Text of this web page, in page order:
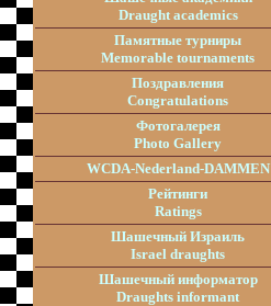
Draught academics
Памятные турниры
Memorable tournaments
Поздравления
Congratulations
Фотогалерея
Photo Gallery
WCDA-Nederland-DAMMEN
Рейтинги
Ratings
Шашечный Израиль
Israel draughts
Шашечный информатор
Draughts informant